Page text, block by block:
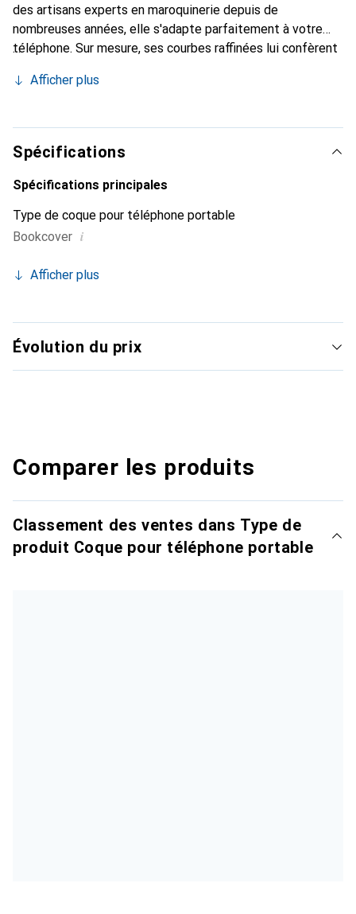
des artisans experts en maroquinerie depuis de
nombreuses années, elle s'adapte parfaitement à votre
téléphone. Sur mesure, ses courbes raffinées lui confèrent
chic et essentiel pour votre smartphone. Reconnaître
marque Noreve est un choix sûr pour une clientèle
exigeante.
Afficher plus
Spécifications
Spécifications principales
Type de coque pour téléphone portable
Bookcover i
Afficher plus
Évolution du prix
Comparer les produits
Classement des ventes dans Type de
produit Coque pour téléphone portable